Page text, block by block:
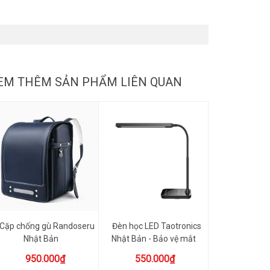
THÊM SẢN PHẨM LIÊN QUAN
chống gù Randoseru
Nhật Bản
950.000₫
Đèn học LED Taotronics
Nhật Bản - Bảo vệ mắt
550.000₫